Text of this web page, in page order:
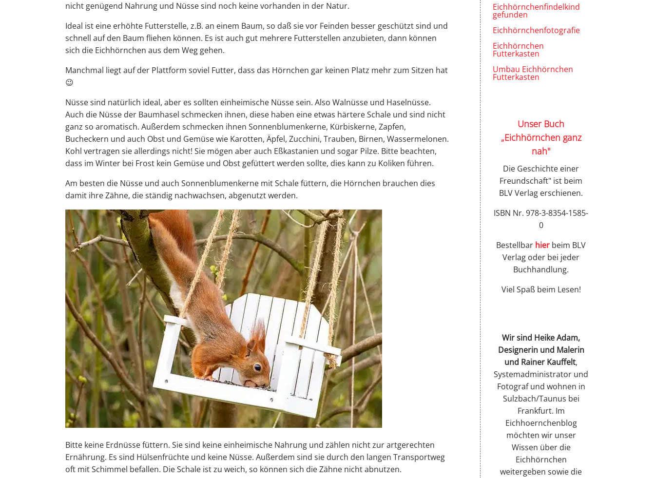
nicht genügend Nahrung und Nüsse sind noch keine vorhanden in der Natur.
Ideal ist eine erhöhte Futterstelle, z.B. an einem Baum, so daß sie vor Feinden besser geschützt sind und
schnell auf den Baum fliehen können. Es ist auch gut mehrere Futterstellen anzubieten, dann können
sich die Eichhörnchen aus dem Weg gehen.
Manchmal liegt auf der Plattform soviel Futter, dass das Hörnchen gar keinen Platz mehr zum Sitzen hat
😉
Nüsse sind natürlich ideal, aber es sollten einheimische Nüsse sein. Also Walnüsse und Haselnüsse.
Auch die Nüsse der Baumhasel schmecken ihnen, diese haben eine etwas härtere Schale und sind nicht
ganz so aromatisch. Außerdem schmecken ihnen Sonnenblumenkerne, Kürbiskerne, Zapfen,
Bucheckern und auch Obst und Gemüse wie Karotten, Äpfel, Zucchini, Trauben, Birnen, Wassermelonen.
Kohl vertragen sie allerdings nicht! Sie mögen aber auch Eßkastanien und sogar Pilze. Bitte beachten,
dass im Winter bei Frost kein Gemüse und Obst gefüttert werden sollte, dies kann zu Koliken führen.
Am besten die Nüsse und auch Sonnenblumenkerne mit Schale füttern, die Hörnchen brauchen dies
damit ihre Zähne, die ständig nachwachsen, abgenutzt werden.
Bitte keine Erdnüsse füttern. Sie sind keine einheimische Nahrung und zählen nicht zur artgerechten
Ernährung. Es sind Hülsenfrüchte und keine Nüsse. Außerdem sind sie durch den langen Transportweg
oft mit Schimmel befallen. Die Schale ist zu weich, so können sich die Zähne nicht abnutzen.
Eichhörnchenfindelkind
gefunden
Eichhörnchenfotografie
Eichhörnchen
Futterkasten
Umbau Eichhörnchen
Futterkasten
Unser Buch
„Eichhörnchen ganz
nah"
Die Geschichte einer
Freundschaft" ist beim
BLV Verlag erschienen.
ISBN Nr. 978-3-8354-1585-
0
Bestellbar hier beim BLV
Verlag oder bei jeder
Buchhandlung.
Viel Spaß beim Lesen!
Wir sind Heike Adam,
Designerin und Malerin
und Rainer Kauffelt,
Systemadministrator und
Fotograf und wohnen in
Sulzbach/Taunus bei
Frankfurt. Im
Eichhoernchenblog
möchten wir unser
Wissen über die
Eichhörnchen
weitergeben sowie die